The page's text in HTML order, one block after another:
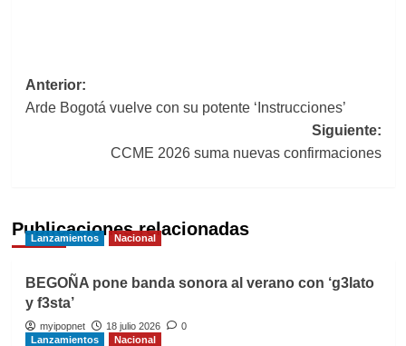
Navegación
de
entradas
Anterior:
Arde Bogotá vuelve con su potente ‘Instrucciones’
Siguiente:
CCME 2026 suma nuevas confirmaciones
Publicaciones relacionadas
Lanzamientos Nacional
BEGOÑA pone banda sonora al verano con ‘g3lato
y f3sta’
myipopnet 18 julio 2026
0
Lanzamientos
Nacional